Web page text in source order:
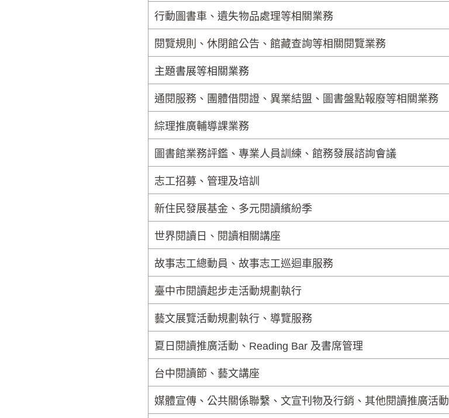
行動圖書車、遺失物品處理等相關業務
閱覽規則、休閉館公告、館藏查詢等相關閱覽業務
主題書展等相關業務
通閱服務、團體借閱證、異業結盟、圖書盤點報廢等相關業務
綜理推廣輔導課業務
圖書館業務評鑑、專業人員訓練、館務發展諮詢會議
志工招募、管理及培訓
新住民發展基金、多元閱讀繽紛季
世界閱讀日、 閱讀相關講座
故事志工總動員、故事志工巡迴車服務
臺中市閱讀起步走活動規劃執行
藝文展覽活動規劃執行、導覽服務
夏日閱讀推廣活動、Reading Bar 及書席管理
台中閱讀節、藝文講座
媒體宣傳、公共關係聯繫、文宣刊物及行銷、其他閱讀推廣活動